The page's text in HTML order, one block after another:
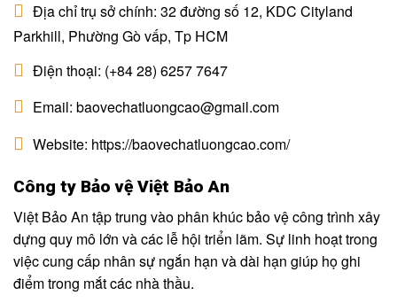
Địa chỉ trụ sở chính: 32 đường số 12, KDC Cityland
Parkhill, Phường Gò vấp, Tp HCM
Điện thoại: (+84 28) 6257 7647
Email: baovechatluongcao@gmail.com
Website: https://baovechatluongcao.com/
Công ty Bảo vệ Việt Bảo An
Việt Bảo An tập trung vào phân khúc bảo vệ công trình xây
dựng quy mô lớn và các lễ hội triển lãm. Sự linh hoạt trong
việc cung cấp nhân sự ngắn hạn và dài hạn giúp họ ghi
điểm trong mắt các nhà thầu.